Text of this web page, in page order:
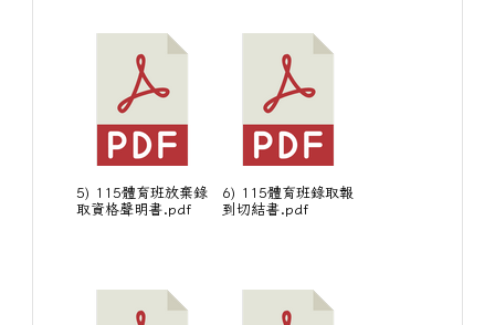
5) 115體育班放棄錄
取資格聲明書.pdf
6) 115體育班錄取報
到切結書.pdf